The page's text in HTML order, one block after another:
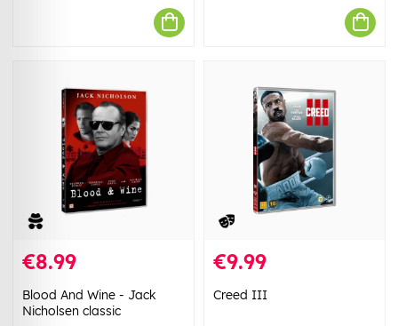
€8.99
Blood And Wine - Jack
Nicholsen classic
€9.99
Creed III